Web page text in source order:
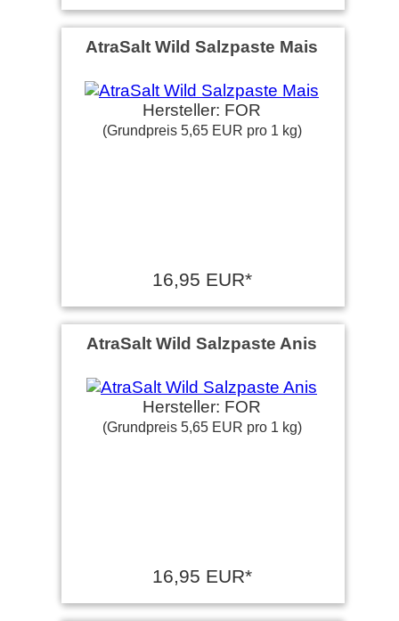
AtraSalt Wild Salzpaste Mais
Hersteller: FOR
(Grundpreis 5,65 EUR pro 1 kg)
16,95 EUR*
AtraSalt Wild Salzpaste Anis
Hersteller: FOR
(Grundpreis 5,65 EUR pro 1 kg)
16,95 EUR*